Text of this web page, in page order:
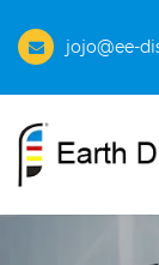
jojo@ee-